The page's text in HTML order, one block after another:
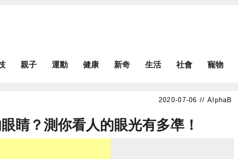
親子 運動 健康 新奇 生活 社會 寵物
AlphaB
睛？測你看人的眼光有多凖！